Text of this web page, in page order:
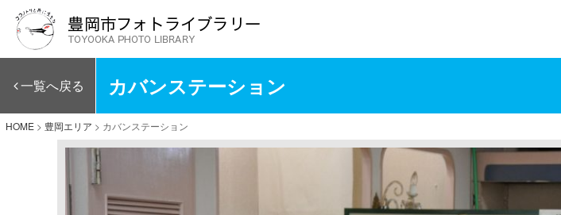
一覧へ戻る カバンステーション
HOME > 豊岡エリア > カバンステーション